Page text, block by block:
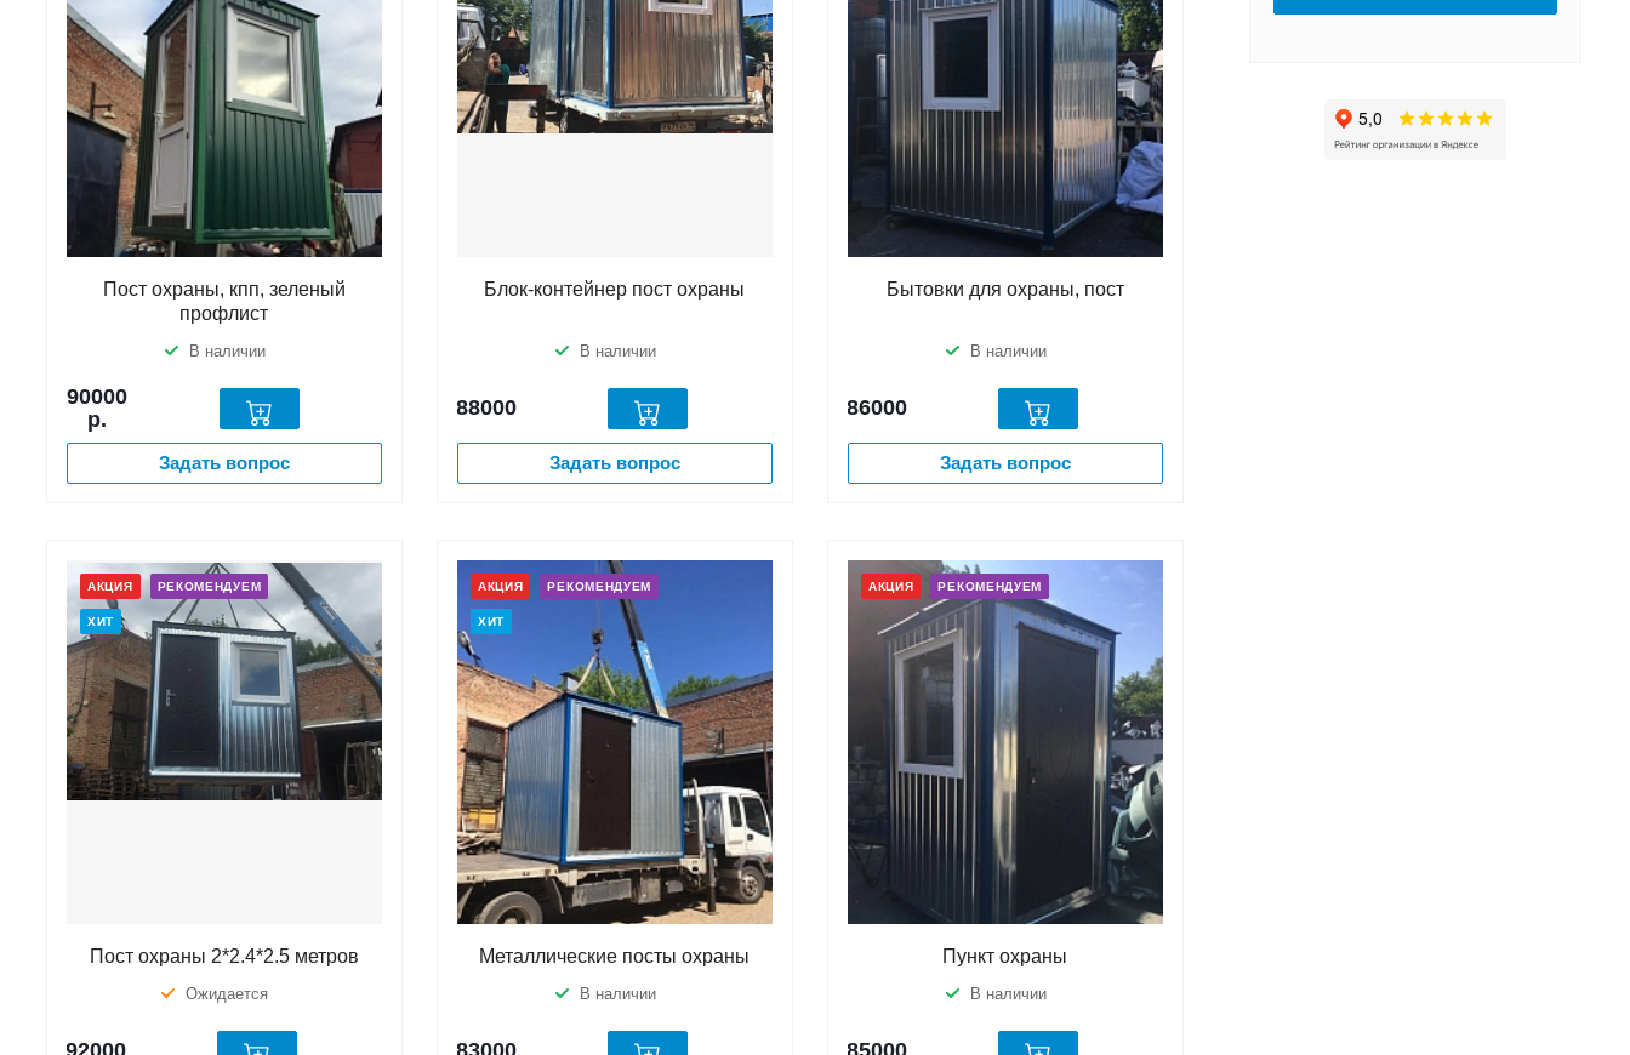
Пост охраны, кпп, зеленый
профлист
В наличии
90000
р.
Задать вопрос
Блок-контейнер пост охраны
В наличии
88000
Задать вопрос
Бытовки для охраны, пост
В наличии
86000
Задать вопрос
АКЦИЯ РЕКОМЕНДУЕМ
ХИТ
Пост охраны 2*2.4*2.5 метров
Ожидается
АКЦИЯ РЕКОМЕНДУЕМ
ХИТ
Металлические посты охраны
В наличии
АКЦИЯ РЕКОМЕНДУЕМ
Пункт охраны
В наличии